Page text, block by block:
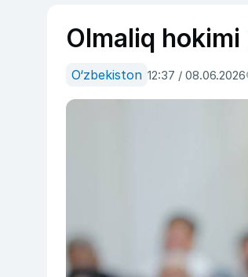
Olmaliq
O‘zbekiston 12:37 / 08.06.2026